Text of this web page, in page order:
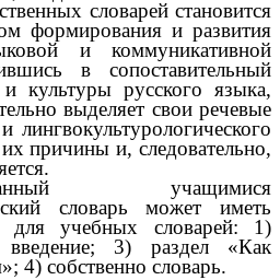
словарей становится
формирования и развития
и коммуникативной
в сопоставительный
культуры русского языка,
выделяет свои речевые
их причины и, следовательно,
учащимися
словарь может иметь
для учебных словарей: 1)
3) раздел «Как
4) собственно словарь.